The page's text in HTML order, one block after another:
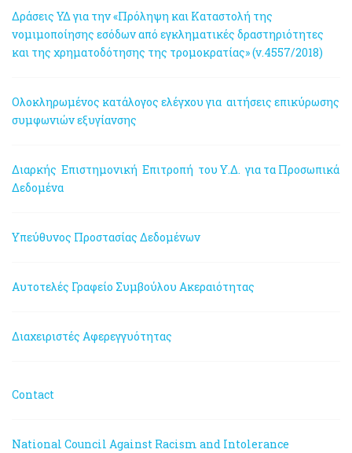
Δράσεις ΥΔ για την «Πρόληψη και Καταστολή της
νομιμοποίησης εσόδων από εγκληματικές δραστηριότητες
και της χρηματοδότησης της τρομοκρατίας» (ν.4557/2018)
Ολοκληρωμένος κατάλογος ελέγχου για αιτήσεις επικύρωσης
συμφωνιών εξυγίανσης
Διαρκής Επιστημονική Επιτροπή του Υ.Δ. για τα Προσωπικά
Δεδομένα
Υπεύθυνος Προστασίας Δεδομένων
Αυτοτελές Γραφείο Συμβούλου Ακεραιότητας
Διαχειριστές Αφερεγγυότητας
Contact
National Council Against Racism and Intolerance